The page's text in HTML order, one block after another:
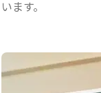
います。